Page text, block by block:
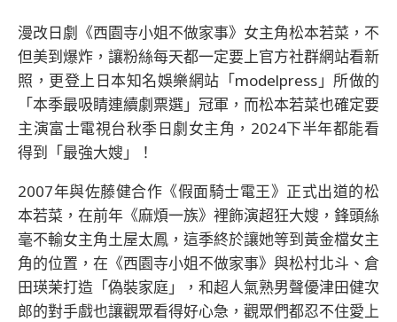
漫改日劇《西園寺小姐不做家事》女主角松本若菜，不
但美到爆炸，讓粉絲每天都一定要上官方社群網站看新
照，更登上日本知名娛樂網站「modelpress」所做的
「本季最吸睛連續劇票選」冠軍，而松本若菜也確定要
主演富士電視台秋季日劇女主角，2024下半年都能看
得到「最強大嫂」！
2007年與佐藤健合作《假面騎士電王》正式出道的松
本若菜，在前年《麻煩一族》裡飾演超狂大嫂，鋒頭絲
毫不輸女主角土屋太鳳，這季終於讓她等到黃金檔女主
角的位置，在《西園寺小姐不做家事》與松村北斗、倉
田瑛茉打造「偽裝家庭」，和超人氣熟男聲優津田健次
郎的對手戲也讓觀眾看得好心急，觀眾們都忍不住愛上